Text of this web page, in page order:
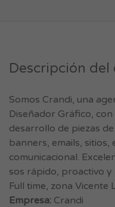
Descripción del
Somos Crandi, una
Diseñador Gráfico,
desarrollo de piezas
banners, emails, sitios,
comunicacional.
sos rápido, proactivo y
Full time, zona Vicente
Empresa: Crandi